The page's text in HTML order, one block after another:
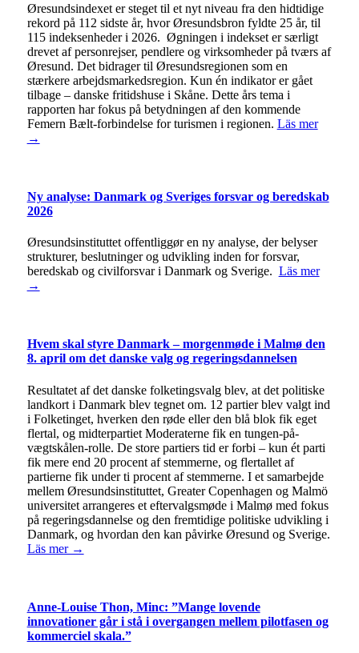
Øresundsindexet er steget til et nyt niveau fra den hidtidige
rekord på 112 sidste år, hvor Øresundsbron fyldte 25 år, til
115 indeksenheder i 2026. Øgningen i indekset er særligt
drevet af personrejser, pendlere og virksomheder på tværs af
Øresund. Det bidrager til Øresundsregionen som en
stærkere arbejdsmarkedsregion. Kun én indikator er gået
tilbage – danske fritidshuse i Skåne. Dette års tema i
rapporten har fokus på betydningen af den kommende
Femern Bælt-forbindelse for turismen i regionen. Läs mer
→
Ny analyse: Danmark og Sveriges forsvar og beredskab
2026
Øresundsinstituttet offentliggør en ny analyse, der belyser
strukturer, beslutninger og udvikling inden for forsvar,
beredskab og civilforsvar i Danmark og Sverige. Läs mer
→
Hvem skal styre Danmark – morgenmøde i Malmø den
8. april om det danske valg og regeringsdannelsen
Resultatet af det danske folketingsvalg blev, at det politiske
landkort i Danmark blev tegnet om. 12 partier blev valgt ind
i Folketinget, hverken den røde eller den blå blok fik eget
flertal, og midterpartiet Moderaterne fik en tungen-på-
vægtskålen-rolle. De store partiers tid er forbi – kun ét parti
fik mere end 20 procent af stemmerne, og flertallet af
partierne fik under ti procent af stemmerne. I et samarbejde
mellem Øresundsinstituttet, Greater Copenhagen og Malmö
universitet arrangeres et eftervalgsmøde i Malmø med fokus
på regeringsdannelse og den fremtidige politiske udvikling i
Danmark, og hvordan den kan påvirke Øresund og Sverige.
Läs mer →
Anne-Louise Thon, Minc: ”Mange lovende
innovationer går i stå i overgangen mellem pilotfasen og
kommerciel skala.”